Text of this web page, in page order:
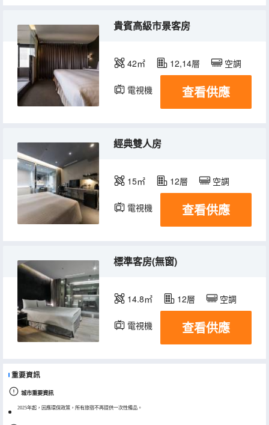
貴賓高級市景客房
42㎡ 12,14層 空調
電視機 冰箱
查看供應
經典雙人房
15㎡ 12層 空調
電視機 冰箱
查看供應
標準客房(無窗)
14.8㎡ 12層 空調
電視機 冰箱
查看供應
重要資訊
城市重要資訊
2025年起，因應環保政策，所有旅宿不再提供一次性備品。